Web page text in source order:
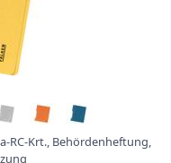
RC-Krt., Behördenheftung,